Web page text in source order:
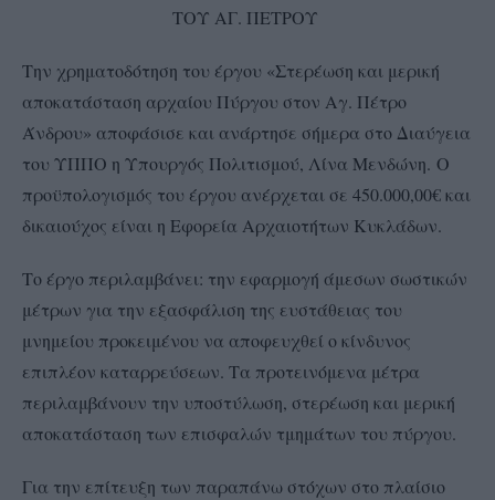
ΤΟΥ ΑΓ. ΠΕΤΡΟΥ
Την χρηματοδότηση του έργου «Στερέωση και μερική
αποκατάσταση αρχαίου Πύργου στον Αγ. Πέτρο
Άνδρου» αποφάσισε και ανάρτησε σήμερα στο Διαύγεια
του ΥΠΠΟ η Υπουργός Πολιτισμού, Λίνα Μενδώνη. Ο
προϋπολογισμός του έργου ανέρχεται σε 450.000,00€ και
δικαιούχος είναι η Εφορεία Αρχαιοτήτων Κυκλάδων.
Το έργο περιλαμβάνει: την εφαρμογή άμεσων σωστικών
μέτρων για την εξασφάλιση της ευστάθειας του
μνημείου προκειμένου να αποφευχθεί ο κίνδυνος
επιπλέον καταρρεύσεων. Τα προτεινόμενα μέτρα
περιλαμβάνουν την υποστύλωση, στερέωση και μερική
αποκατάσταση των επισφαλών τμημάτων του πύργου.
Για την επίτευξη των παραπάνω στόχων στο πλαίσιο